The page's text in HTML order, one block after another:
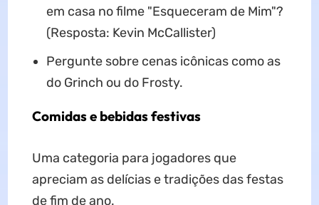
em casa no filme "Esqueceram de Mim"?
(Resposta: Kevin McCallister)
Pergunte sobre cenas icônicas como as
do Grinch ou do Frosty.
Comidas e bebidas festivas
Uma categoria para jogadores que
apreciam as delícias e tradições das festas
de fim de ano.